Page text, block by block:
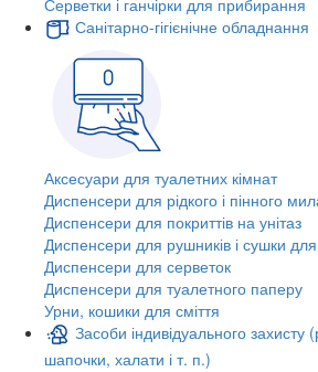
Санітарно-гігієнічне обладнання
Аксесуари для туалетних кімнат
Диспенсери для рідкого і пінного
Диспенсери для покриттів на унітаз
Диспенсери для рушників і сушки
Диспенсери для серветок
Диспенсери для туалетного паперу
Урни, кошики для сміття
Засоби індивідуального захисту
шапочки, халати і т. п.)